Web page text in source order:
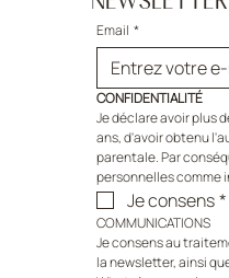
Email *
CONFIDENTIALITÉ
Je déclare avoir plus
ans, d'avoir obtenu
parentale. Par
personnelles comme
Je consens*
COMMUNICATIONS
Je consens au
la newsletter, ainsi